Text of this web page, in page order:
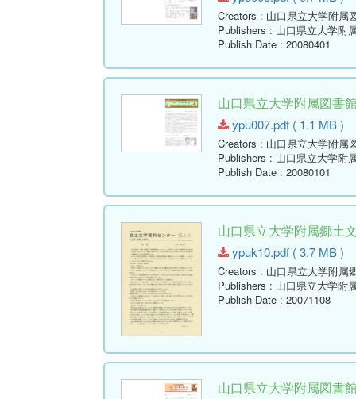
Creators : 山口県立大学附属
Publishers : 山口県立大学附
Publish Date : 20080401
山口県立大学附属図書
ypu007.pdf ( 1.1 MB )
Creators : 山口県立大学附属
Publishers : 山口県立大学附
Publish Date : 20080101
山口県立大学附属郷土
ypuk10.pdf ( 3.7 MB )
Creators : 山口県立大学附属
Publishers : 山口県立大学附
Publish Date : 20071108
山口県立大学附属図書